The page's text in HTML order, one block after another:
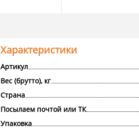
Характеристики
Артикул
Вес (брутто), кг
Страна
Посылаем почтой или ТК
Упаковка